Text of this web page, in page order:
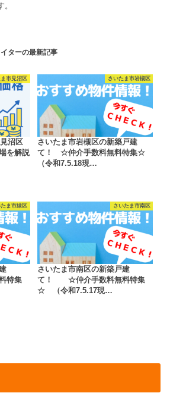
ターの最新記事
市見沼区
沼区
を解説
さいたま市岩槻区
さいたま市岩槻区の新築戸建
て！ ☆仲介手数料無料特集☆
（令和7.5.18現…
たま市緑区
特集
さいたま市南区
さいたま市南区の新築戸建
て！ ☆仲介手数料無料特集
☆ （令和7.5.17現…